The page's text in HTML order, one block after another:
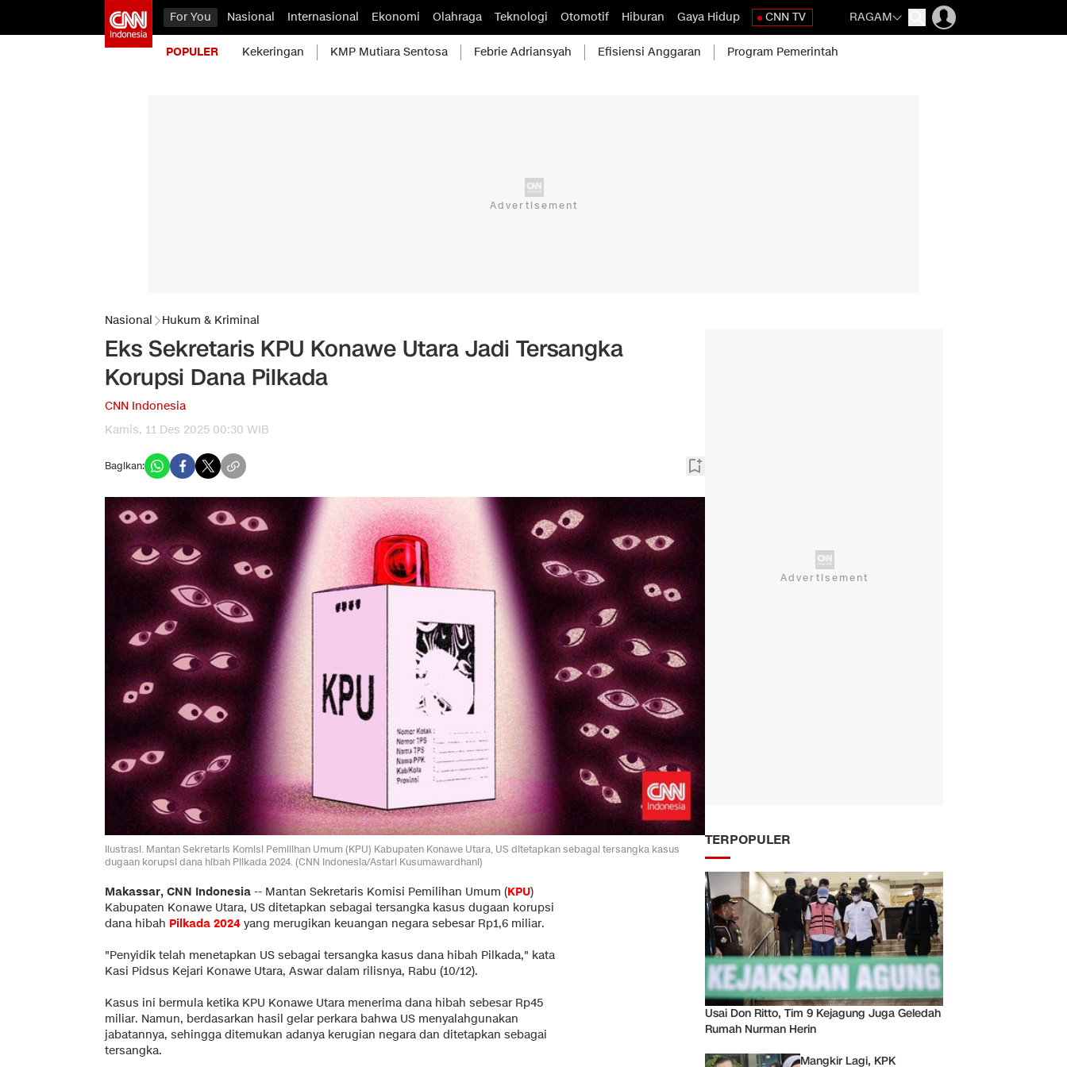
For You Nasional Internasional Ekonomi Olahraga Teknologi Otomotif Hiburan Gaya Hidup CNN TV RAGAM
POPULER Kekeringan KMP Mutiara Sentosa Febrie Adriansyah Efisiensi Anggaran Program Pemerintah
Nasional Hukum & Kriminal
Eks Sekretaris KPU Konawe Utara Jadi Tersangka
Korupsi Dana Pilkada
CNN Indonesia
Kamis, 11 Des 2025 00:30 WIB
Bagikan:
Ilustrasi. Mantan Sekretaris Komisi Pemilihan Umum (KPU) Kabupaten Konawe Utara, US ditetapkan sebagai tersangka kasus
dugaan korupsi dana hibah Pilkada 2024. (CNN Indonesia/Astari Kusumawardhani)
Makassar, CNN Indonesia -- Mantan Sekretaris Komisi Pemilihan Umum (KPU)
Kabupaten Konawe Utara, US ditetapkan sebagai tersangka kasus dugaan korupsi
dana hibah Pilkada 2024 yang merugikan keuangan negara sebesar Rp1,6 miliar.
"Penyidik telah menetapkan US sebagai tersangka kasus dana hibah Pilkada," kata
Kasi Pidsus Kejari Konawe Utara, Aswar dalam rilisnya, Rabu (10/12).
Kasus ini bermula ketika KPU Konawe Utara menerima dana hibah sebesar Rp45
miliar. Namun, berdasarkan hasil gelar perkara bahwa US menyalahgunakan
jabatannya, sehingga ditemukan adanya kerugian negara dan ditetapkan sebagai
tersangka.
TERPOPULER
Usai Don Ritto, Tim 9 Kejagung Juga Geledah
Rumah Nurman Herin
Mangkir Lagi, KPK